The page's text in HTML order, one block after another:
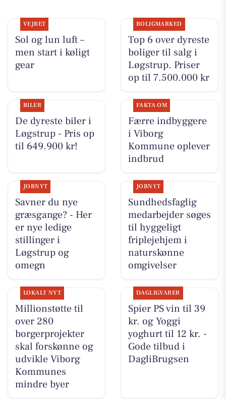
VEJRET
Sol og lun luft –
men start i køligt
gear
BOLIGMARKED
Top 6 over dyreste
boliger til salg i
Løgstrup. Priser
op til 7.500.000 kr
BILER
De dyreste biler i
Løgstrup - Pris op
til 649.900 kr!
FAKTA OM
Færre indbyggere
i Viborg
Kommune oplever
indbrud
JOBNYT
Savner du nye
græsgange? - Her
er nye ledige
stillinger i
Løgstrup og
omegn
JOBNYT
Sundhedsfaglig
medarbejder søges
til hyggeligt
friplejehjem i
naturskønne
omgivelser
LOKALT NYT
Millionstøtte til
over 280
borgerprojekter
skal forskønne og
udvikle Viborg
Kommunes
mindre byer
DAGLIGVARER
Spier PS vin til 39
kr. og Yoggi
yoghurt til 12 kr. -
Gode tilbud i
DagliBrugsen